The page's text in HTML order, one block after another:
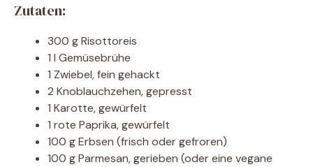
Zutaten:
300 g Risottoreis
1 l Gemüsebrühe
1 Zwiebel, fein gehackt
2 Knoblauchzehen, gepresst
1 Karotte, gewürfelt
1 rote Paprika, gewürfelt
100 g Erbsen (frisch oder gefroren)
100 g Parmesan, gerieben (oder eine vegane